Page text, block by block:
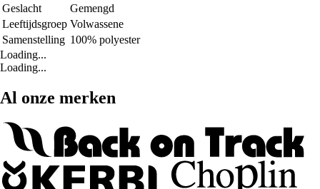
Geslacht
Gemengd
Leeftijdsgroep Volwassene
Samenstelling 100% polyester
Loading...
Loading...
Al onze merken